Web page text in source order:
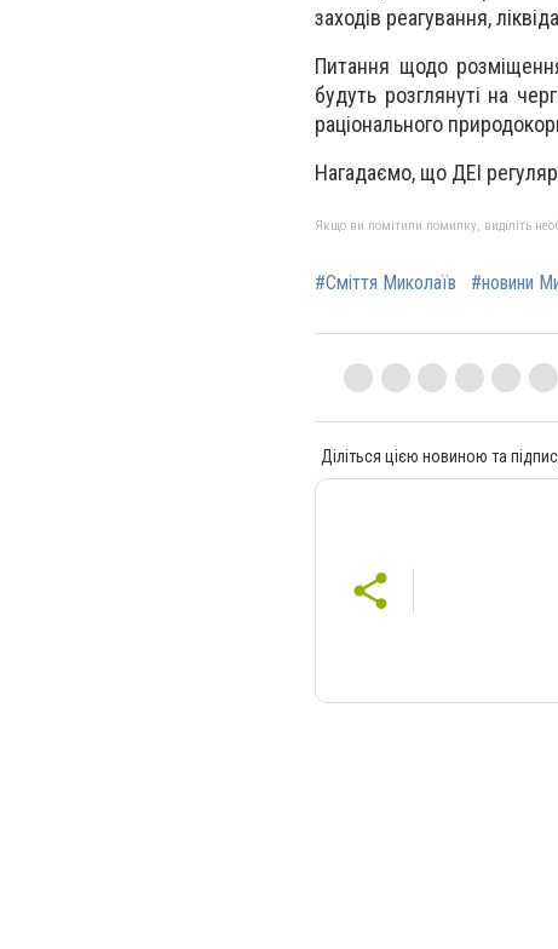
заходів реагування,
Питання щодо
будуть розглянуті на
раціонального
Нагадаємо, що ДЕІ
Якщо ви помітили помилку, виділіть
#Сміття Миколаїв #новини
Діліться цією новиною та